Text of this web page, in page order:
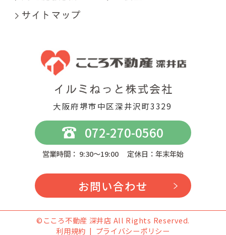
大阪府堺市中区深井沢町3329
072-270-0560
営業時間： 9:30～19:00 定休日：年末年始
お問い合わせ
©こころ不動産 深井店 All Rights Reserved.
利用規約
プライバシーポリシー